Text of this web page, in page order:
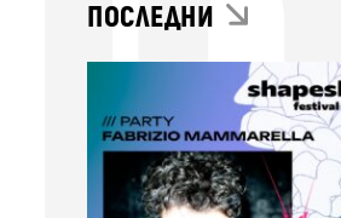
ПОСЛЕДНИ